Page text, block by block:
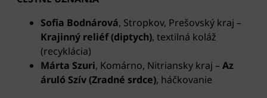
Sofia Bodnárová, Stropkov, Prešovský kraj –
Krajinný reliéf (diptych), textilná koláž
(recyklácia)
Márta Szuri, Komárno, Nitriansky kraj –Az
áruló Szív (Zradné srdce), háčkovanie